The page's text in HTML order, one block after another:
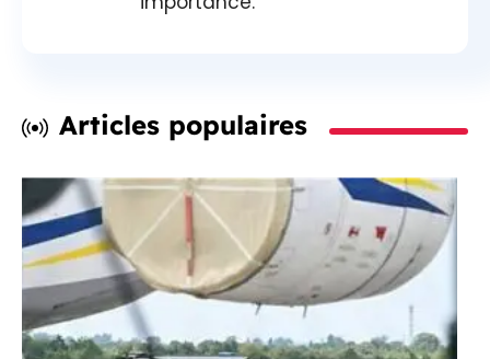
Articles populaires